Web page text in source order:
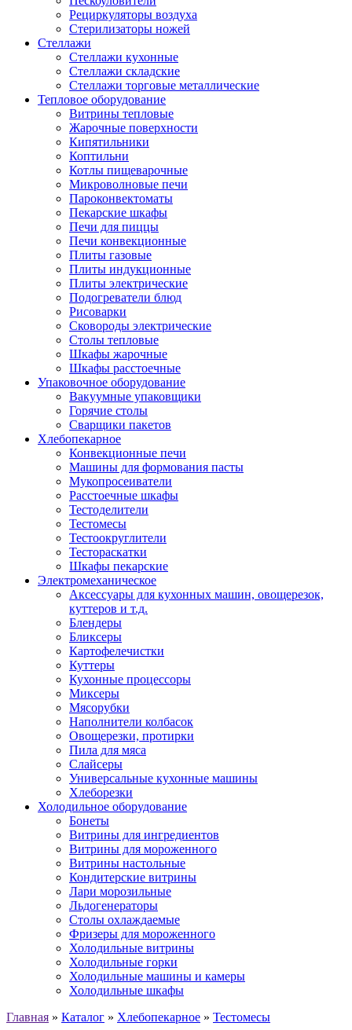
Рециркуляторы воздуха
Стерилизаторы ножей
Стеллажи
Стеллажи кухонные
Стеллажи складские
Стеллажи торговые металлические
Тепловое оборудование
Витрины тепловые
Жарочные поверхности
Кипятильники
Коптильни
Котлы пищеварочные
Микроволновые печи
Пароконвектоматы
Пекарские шкафы
Печи для пиццы
Печи конвекционные
Плиты газовые
Плиты индукционные
Плиты электрические
Подогреватели блюд
Рисоварки
Сковороды электрические
Столы тепловые
Шкафы жарочные
Шкафы расстоечные
Упаковочное оборудование
Вакуумные упаковщики
Горячие столы
Сварщики пакетов
Хлебопекарное
Конвекционные печи
Машины для формования пасты
Мукопросеиватели
Расстоечные шкафы
Тестоделители
Тестомесы
Тестоокруглители
Тестораскатки
Шкафы пекарские
Электромеханическое
Аксессуары для кухонных машин, овощерезок,
куттеров и т.д.
Блендеры
Бликсеры
Картофелечистки
Куттеры
Кухонные процессоры
Миксеры
Мясорубки
Наполнители колбасок
Овощерезки, протирки
Пила для мяса
Слайсеры
Универсальные кухонные машины
Хлеборезки
Холодильное оборудование
Бонеты
Витрины для ингредиентов
Витрины для мороженного
Витрины настольные
Кондитерские витрины
Лари морозильные
Льдогенераторы
Столы охлаждаемые
Фризеры для мороженного
Холодильные витрины
Холодильные горки
Холодильные машины и камеры
Холодильные шкафы
Главная » Каталог » Хлебопекарное » Тестомесы